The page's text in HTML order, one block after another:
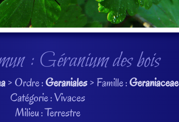
: Géranium des bois
> Ordre :Geraniales> Famille :Geraniaceae
Catégorie : Vivaces
Milieu : Terrestre